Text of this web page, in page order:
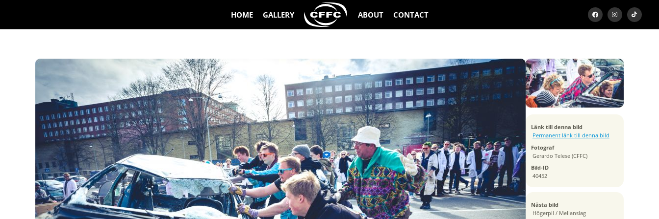
HOME GALLERY ABOUT CONTACT
Länk till denna bild
Permanent länk till denna bild
Fotograf
Gerardo Telese (CFFC)
Bild-ID
40452
Exponeringstid
1/200 sek
Bländare
f/8.0
Kamera
Tagen
2016:04:21 16:14:28
ISO
100
Brännvidd
17 mm
Nästa bild
Högerpil / Mellanslag